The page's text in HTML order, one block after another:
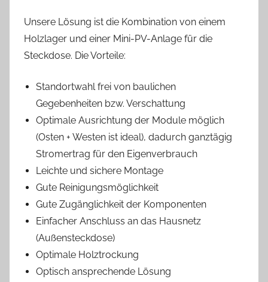
Unsere Lösung ist die Kombination von einem
Holzlager und einer Mini-PV-Anlage für die
Steckdose. Die Vorteile:
Standortwahl frei von baulichen
Gegebenheiten bzw. Verschattung
Optimale Ausrichtung der Module möglich
(Osten + Westen ist ideal), dadurch ganztägig
Stromertrag für den Eigenverbrauch
Leichte und sichere Montage
Gute Reinigungsmöglichkeit
Gute Zugänglichkeit der Komponenten
Einfacher Anschluss an das Hausnetz
(Außensteckdose)
Optimale Holztrockung
Optisch ansprechende Lösung